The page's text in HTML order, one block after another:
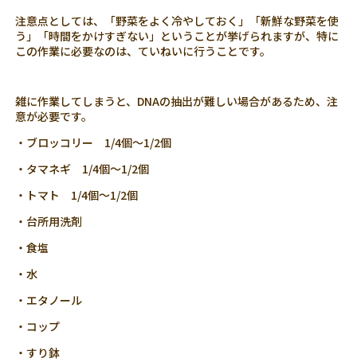
注意点としては、「野菜をよく冷やしておく」「新鮮な野菜を使
う」「時間をかけすぎない」ということが挙げられますが、特に
この作業に必要なのは、ていねいに行うことです。
雑に作業してしまうと、DNAの抽出が難しい場合があるため、注
意が必要です。
・ブロッコリー 1/4個～1/2個
・タマネギ 1/4個～1/2個
・トマト 1/4個～1/2個
・台所用洗剤
・食塩
・水
・エタノール
・コップ
・すり鉢